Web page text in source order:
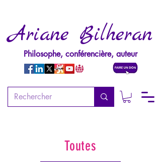
Ariane Bilheran
Philosophe, conférencière, auteur
Toutes